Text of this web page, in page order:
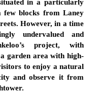
in a particularly
blocks from Laney
However, in a time
undervalued and
project, with
garden area with high-
to enjoy a natural
and observe it from